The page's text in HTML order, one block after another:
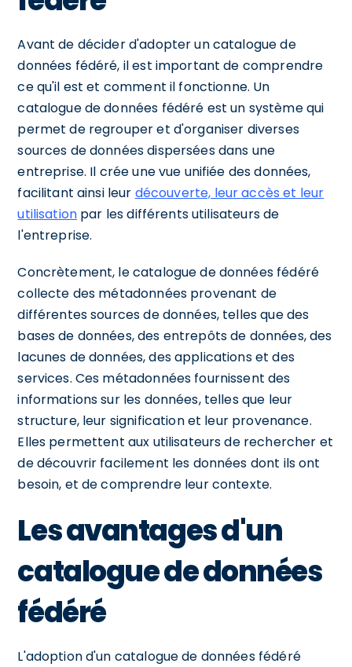
Avant de décider d'adopter un catalogue de
données fédéré, il est important de comprendre
ce qu'il est et comment il fonctionne. Un
catalogue de données fédéré est un système qui
permet de regrouper et d'organiser diverses
sources de données dispersées dans une
entreprise. Il crée une vue unifiée des données,
facilitant ainsi leur découverte, leur accès et leur
utilisation par les différents utilisateurs de
l'entreprise.
Concrètement, le catalogue de données fédéré
collecte des métadonnées provenant de
différentes sources de données, telles que des
bases de données, des entrepôts de données, des
lacunes de données, des applications et des
services. Ces métadonnées fournissent des
informations sur les données, telles que leur
structure, leur signification et leur provenance.
Elles permettent aux utilisateurs de rechercher et
de découvrir facilement les données dont ils ont
besoin, et de comprendre leur contexte.
Les avantages d'un
catalogue de données
fédéré
L'adoption d'un catalogue de données fédéré